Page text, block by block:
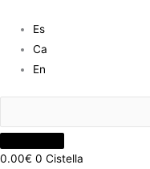
Es
Ca
En
0.00€ 0 Cistella